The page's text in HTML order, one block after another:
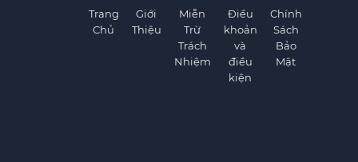
Trang
Chủ
Giới
Thiệu
Miễn
Trừ
Trách
Nhiệm
Điều
khoản
và
điều
kiện
Chính
Sách
Bảo
Mật